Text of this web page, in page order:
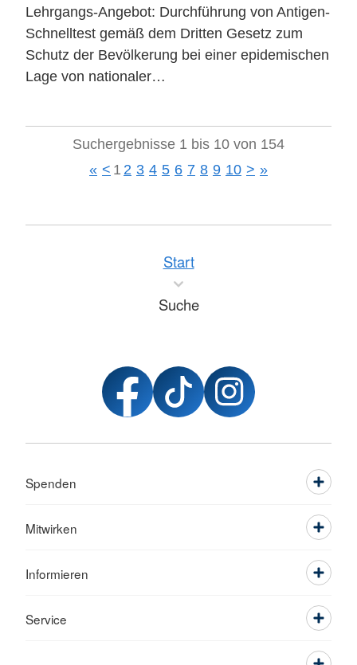
Lehrgangs-Angebot: Durchführung von Antigen-
Schnelltest gemäß dem Dritten Gesetz zum
Schutz der Bevölkerung bei einer epidemischen
Lage von nationaler…
Suchergebnisse 1 bis 10 von 154
« < 1 2 3 4 5 6 7 8 9 10 > »
Start
Suche
Spenden
Mitwirken
Informieren
Service